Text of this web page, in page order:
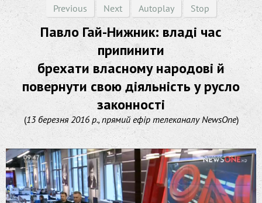
Previous Next Autoplay Stop
Павло Гай-Нижник: владі час
припинити
брехати власному народові й
повернути свою діяльність у русло
законності
(13 березня 2016 р., прямий ефір телеканалу NewsOne)